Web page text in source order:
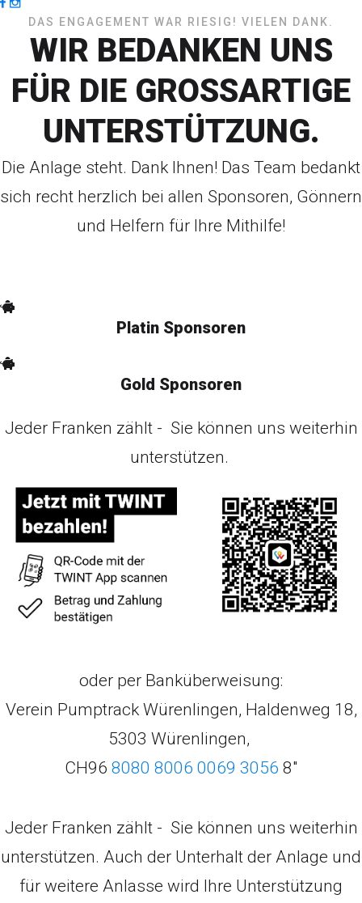
DAS ENGAGEMENT WAR RIESIG! VIELEN DANK.
WIR BEDANKEN UNS
FÜR DIE GROSSARTIGE
UNTERSTÜTZUNG.
Die Anlage steht. Dank Ihnen! Das Team bedankt
sich recht herzlich bei allen Sponsoren, Gönnern
und Helfern für Ihre Mithilfe!
Platin Sponsoren
Gold Sponsoren
Jeder Franken zählt - Sie können uns weiterhin
unterstützen.
oder per Banküberweisung:
Verein Pumptrack Würenlingen, Haldenweg 18,
5303 Würenlingen,
CH96 8080 8006 0069 3056 8"
Jeder Franken zählt - Sie können uns weiterhin
unterstützen. Auch der Unterhalt der Anlage und
für weitere Anlasse wird Ihre Unterstützung